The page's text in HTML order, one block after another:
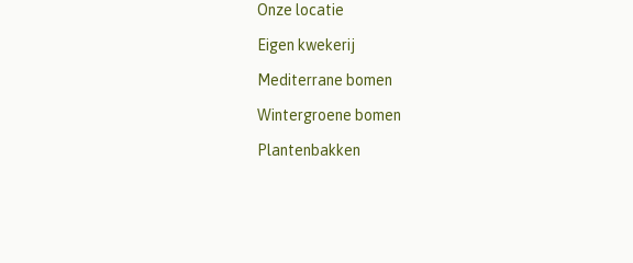
Onze locatie
Eigen kwekerij
Mediterrane bomen
Wintergroene bomen
Plantenbakken